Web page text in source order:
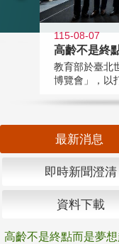
115-08-07
高齡不是終
教育部於臺北
博覽會」，以
最新消息
即時新聞澄清
資料下載